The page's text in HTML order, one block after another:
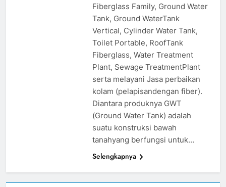
Fiberglass Family, Ground Water
Tank, Ground WaterTank
Vertical, Cylinder Water Tank,
Toilet Portable, RoofTank
Fiberglass, Water Treatment
Plant, Sewage TreatmentPlant
serta melayani Jasa perbaikan
kolam (pelapisandengan fiber).
Diantara produknya GWT
(Ground Water Tank) adalah
suatu konstruksi bawah
tanahyang berfungsi untuk…
Selengkapnya